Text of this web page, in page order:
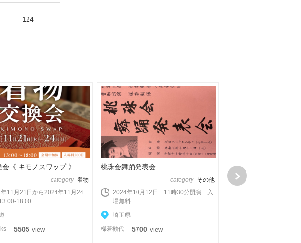
124
《 キモノスワップ 》
category 着物
11月21日から2024年11月24
18:00
5505 view
桃珠会舞踊発表会
category その他
2024年10月12日 11時30分開演 入
場無料
埼玉県
楳若勧代
5700 view
浴衣でポイントメイク
京 三軒茶屋】